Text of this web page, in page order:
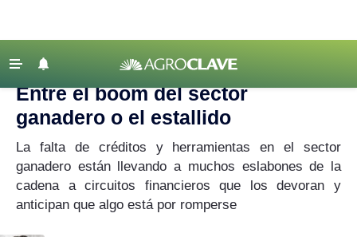
Agricultura
Lechería
Tecnología
‹ VOLVER
Agroclave Ganadería | sector ganadero
Entre el boom del sector
ganadero o el estallido
La falta de créditos y herramientas en el sector
ganadero están llevando a muchos eslabones de la
cadena a circuitos financieros que los devoran y
anticipan que algo está por romperse